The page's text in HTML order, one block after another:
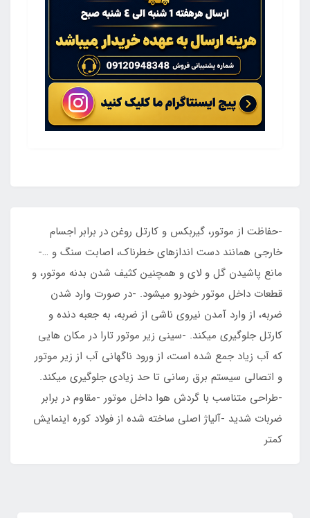
-حفاظت از موتور، گیربکس و کارتل روغن در برابر اجسام
خارجی همانند دست اندازهای خطرناک، اصابت سنگ و …-
مانع پاشیدن گل و لای و همچنین کثیف شدن بدنه موتور، و
قطعات داخل موتور خودرو میشود. -در صورت وارد شدن
ضربه، از وارد آمدن نیروی ناشی از ضربه، به جعبه دنده و
کارتل جلوگیری میکند. -سینی زیر موتور تارا در مکان هایی
که آب زیاد جمع شده است، از ورود ناگهانی آب از زیر موتور
و اتصالی سیستم برق رسانی تا حد زیادی جلوگیری میکند.
-طراحی متناسب با گردش هوا داخل موتور -مقاوم در برابر
ضربات شدید -آلیاژ اصلی ساخته شده از فولاد کوره اینمایش
کمتر